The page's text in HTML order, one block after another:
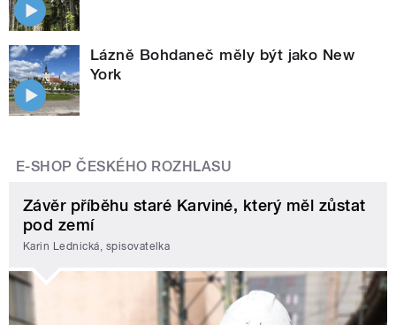
Lázně Bohdaneč měly být jako New
York
E-SHOP ČESKÉHO ROZHLASU
Závěr příběhu staré Karviné, který měl zůstat
pod zemí
Karin Lednická, spisovatelka